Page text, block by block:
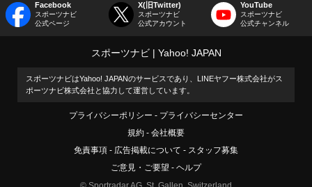
Facebook
スポーツナビ
公式ページ
X(旧Twitter)
スポーツナビ
公式アカウント
YouTube
スポーツナビ
公式チャンネル
スポーツナビ Yahoo! JAPAN
スポーツナビはYahoo! JAPANのサービスであり、LINEヤフー株式会社がス
ポーツナビ株式会社と協力して運営しています。
プライバシーポリシー
プライバシーセンター
規約
会社概要
免責事項
広告掲載について
スタッフ募集
ご意見・ご要望
ヘルプ